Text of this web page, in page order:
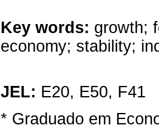
Key words: growth;
economy; stability;
JEL: E20, E50, F41
* Graduado em